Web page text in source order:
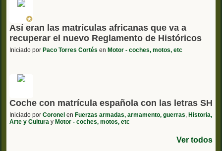
Así eran las matrículas africanas que va a
recuperar el nuevo Reglamento de Históricos
Iniciado por Paco Torres Cortés en Motor - coches, motos, etc
Coche con matrícula española con las letras SH
Iniciado por Coronel en Fuerzas armadas, armamento, guerras, Historia,
Arte y Cultura y Motor - coches, motos, etc
Ver todos